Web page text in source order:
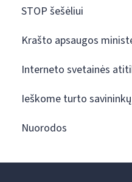
STOP šešėliui
Krašto apsaugos
Interneto svetainės
Ieškome turto savininkų
Nuorodos